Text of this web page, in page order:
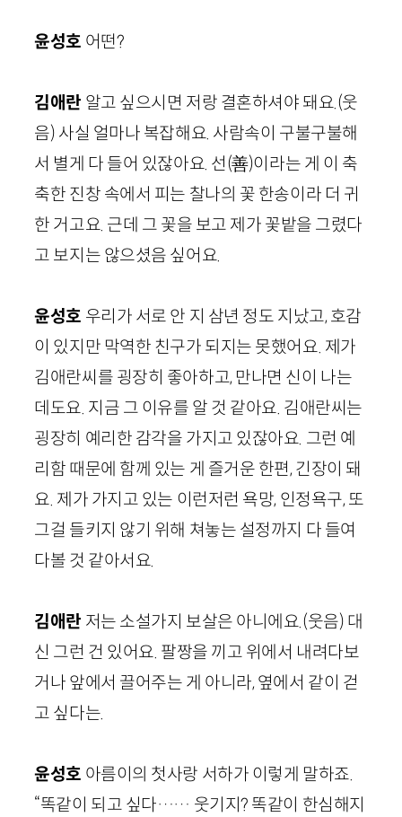
윤성호 어떤?
김애란 알고 싶으시면 저랑 결혼하셔야 돼요.(웃
음) 사실 얼마나 복잡해요. 사람속이 구불구불해
서 별게 다 들어 있잖아요. 선(善)이라는 게 이 축
축한 진창 속에서 피는 찰나의 꽃 한송이라 더 귀
한 거고요. 근데 그 꽃을 보고 제가 꽃밭을 그렸다
고 보지는 않으셨음 싶어요.
윤성호 우리가 서로 안 지 삼년 정도 지났고, 호감
이 있지만 막역한 친구가 되지는 못했어요. 제가
김애란씨를 굉장히 좋아하고, 만나면 신이 나는
데도요. 지금 그 이유를 알 것 같아요. 김애란씨는
굉장히 예리한 감각을 가지고 있잖아요. 그런 예
리함 때문에 함께 있는 게 즐거운 한편, 긴장이 돼
요. 제가 가지고 있는 이런저런 욕망, 인정욕구, 또
그걸 들키지 않기 위해 쳐놓는 설정까지 다 들여
다볼 것 같아서요.
김애란 저는 소설가지 보살은 아니에요.(웃음) 대
신 그런 건 있어요. 팔짱을 끼고 위에서 내려다보
거나 앞에서 끌어주는 게 아니라, 옆에서 같이 걷
고 싶다는.
윤성호 아름이의 첫사랑 서하가 이렇게 말하죠.
“똑같이 되고 싶다…… 웃기지? 똑같이 한심해지